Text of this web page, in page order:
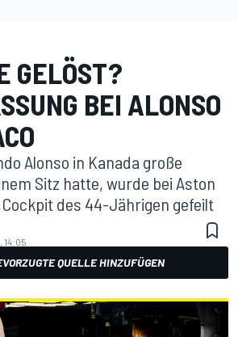
GELÖST?
BEI ALONSO
Alonso in Kanada große
Sitz hatte, wurde bei Aston
des 44-Jährigen gefeilt
14:05
QUELLE HINZUFÜGEN